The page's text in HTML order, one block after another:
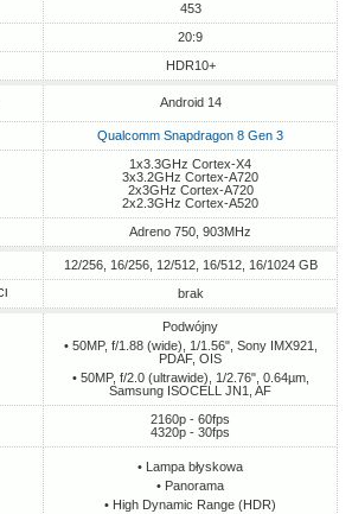
453
20:9
HDR10+
Android 14
Qualcomm Snapdragon 8 Gen 3
1x3.3GHz Cortex-X4
3x3.2GHz Cortex-A720
2x3GHz Cortex-A720
2x2.3GHz Cortex-A520
Adreno 750, 903MHz
12/256, 16/256, 12/512, 16/512, 16/1024 GB
brak
Podwójny
• 50MP, f/1.88 (wide), 1/1.56", Sony IMX921,
PDAF, OIS
• 50MP, f/2.0 (ultrawide), 1/2.76", 0.64µm,
Samsung ISOCELL JN1, AF
2160p - 60fps
4320p - 30fps
• Lampa błyskowa
• Panorama
• High Dynamic Range (HDR)